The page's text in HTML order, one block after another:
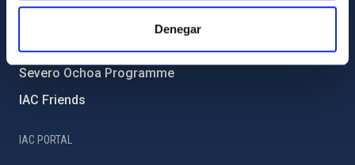
Denegar
External funding
Severo Ochoa Programme
IAC Friends
IAC PORTAL